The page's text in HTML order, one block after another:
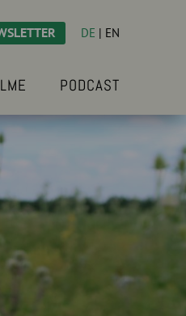
DE | EN
PODCAST